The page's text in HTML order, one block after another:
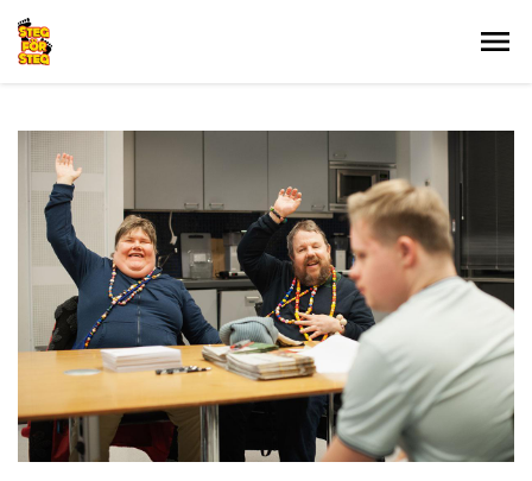
Gå till innehållet